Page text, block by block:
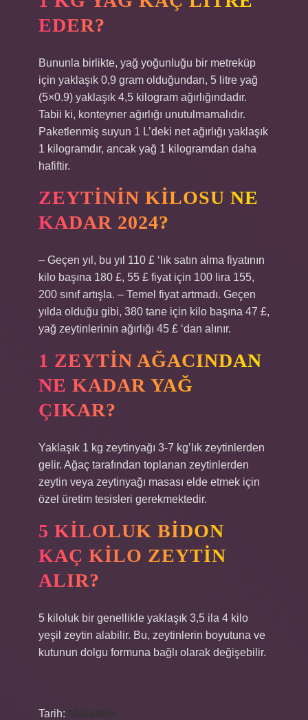
EDER?
Bununla birlikte, yağ yoğunluğu bir metreküp
için yaklaşık 0,9 gram olduğundan, 5 litre yağ
(5×0.9) yaklaşık 4,5 kilogram ağırlığındadır.
Tabii ki, konteyner ağırlığı unutulmamalıdır.
Paketlenmiş suyun 1 L’deki net ağırlığı yaklaşık
1 kilogramdır, ancak yağ 1 kilogramdan daha
hafiftir.
ZEYTININ KILOSU NE
KADAR 2024?
– Geçen yıl, bu yıl 110 £ ‘lık satın alma fiyatının
kilo başına 180 £, 55 £ fiyat için 100 lira 155,
200 sınıf artışla. – Temel fiyat artmadı. Geçen
yılda olduğu gibi, 380 tane için kilo başına 47 £,
yağ zeytinlerinin ağırlığı 45 £ ‘dan alınır.
1 ZEYTIN AĞACINDAN
NE KADAR YAĞ
ÇIKAR?
Yaklaşık 1 kg zeytinyağı 3-7 kg’lık zeytinlerden
gelir. Ağaç tarafından toplanan zeytinlerden
zeytin veya zeytinyağı masası elde etmek için
özel üretim tesisleri gerekmektedir.
5 KILOLUK BIDON
KAÇ KILO ZEYTIN
ALIR?
5 kiloluk bir genellikle yaklaşık 3,5 ila 4 kilo
yeşil zeytin alabilir. Bu, zeytinlerin boyutuna ve
kutunun dolgu formuna bağlı olarak değişebilir.
Tarih: